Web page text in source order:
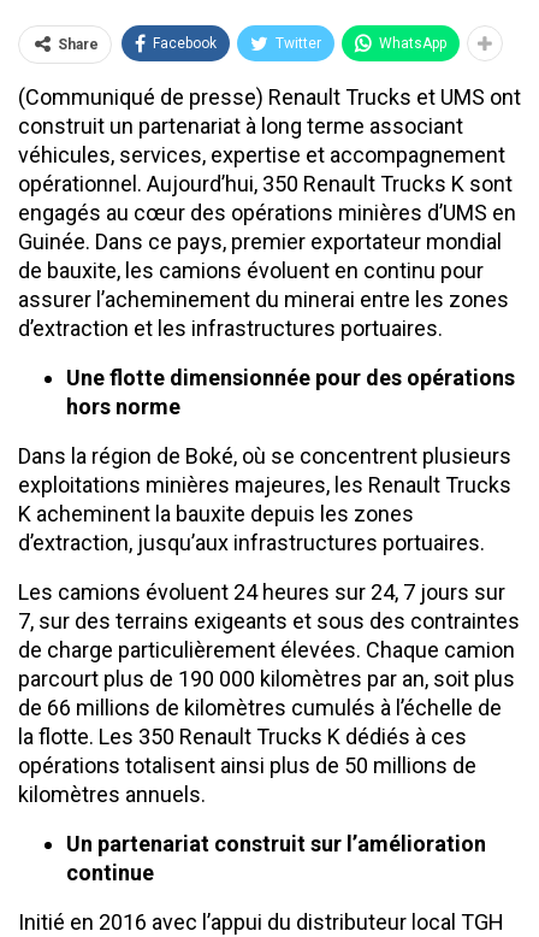
Share Facebook Twitter WhatsApp
(Communiqué de presse) Renault Trucks et UMS ont
construit un partenariat à long terme associant
véhicules, services, expertise et accompagnement
opérationnel. Aujourd’hui, 350 Renault Trucks K sont
engagés au cœur des opérations minières d’UMS en
Guinée. Dans ce pays, premier exportateur mondial
de bauxite, les camions évoluent en continu pour
assurer l’acheminement du minerai entre les zones
d’extraction et les infrastructures portuaires.
Une flotte dimensionnée pour des opérations
hors norme
Dans la région de Boké, où se concentrent plusieurs
exploitations minières majeures, les Renault Trucks
K acheminent la bauxite depuis les zones
d’extraction, jusqu’aux infrastructures portuaires.
Les camions évoluent 24 heures sur 24, 7 jours sur
7, sur des terrains exigeants et sous des contraintes
de charge particulièrement élevées. Chaque camion
parcourt plus de 190 000 kilomètres par an, soit plus
de 66 millions de kilomètres cumulés à l’échelle de
la flotte. Les 350 Renault Trucks K dédiés à ces
opérations totalisent ainsi plus de 50 millions de
kilomètres annuels.
Un partenariat construit sur l’amélioration
continue
Initié en 2016 avec l’appui du distributeur local TGH